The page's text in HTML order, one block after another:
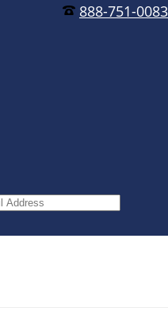
888-751-0083